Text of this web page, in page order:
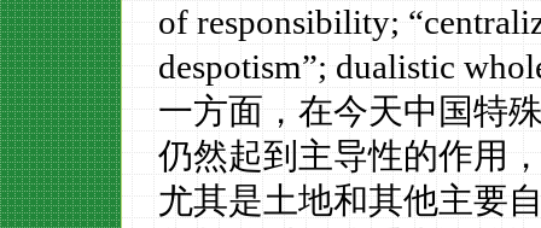
of responsibility;
despotism”; dualistic
一方面，在今天中国特
仍然起到主导性的作用
尤其是土地和其他主要